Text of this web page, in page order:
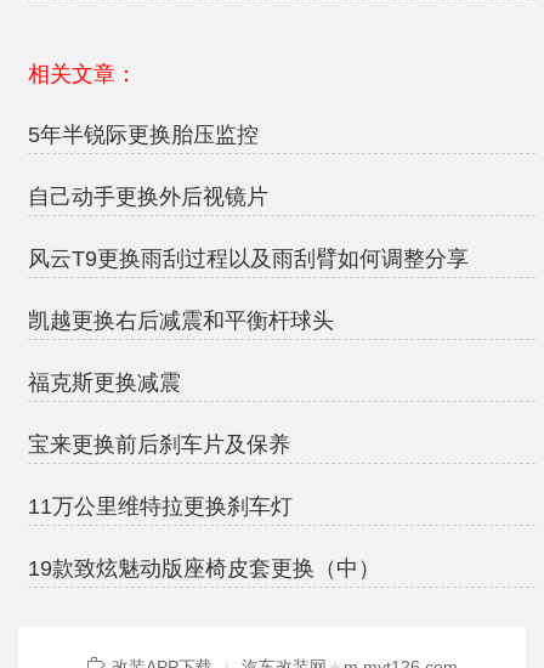
相关文章：
5年半锐际更换胎压监控
自己动手更换外后视镜片
风云T9更换雨刮过程以及雨刮臂如何调整分享
凯越更换右后减震和平衡杆球头
福克斯更换减震
宝来更换前后刹车片及保养
11万公里维特拉更换刹车灯
19款致炫魅动版座椅皮套更换（中）